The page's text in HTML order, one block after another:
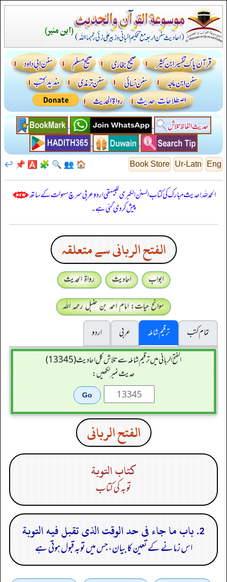
Eng
Ur-Latn
Book Store
🏠
👥
🔍
🧩
🅰️
📌
↩️
الحمدللہ! حدیث مبارک کی کتاب السنن الكبرى للبيهقي اردو عربی سرچ سہولت کے ساتھ
پیش کر دی گئی ہے۔
الفتح الربانی سے متعلقہ
ابواب احادیث
رواۃ الحدیث
سوانح حیات: امام احمد بن حنبل رحمہ اللہ
تمام کتب
ترقیم شاملہ عربی
اردو
الفتح الربانی میں ترقیم شاملہ سے تلاش کل احادیث (13345)
حدیث نمبر لکھیں:
الفتح الربانی
كتاب التوبة
توبہ کی کتاب
2. باب ما جاء فى حد الوقت الذى تقبل فيه التوبة
اس زمانے کے تعین کا بیان، جس میں توبہ قبول ہوتی ہے